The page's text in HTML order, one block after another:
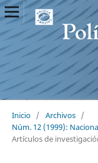
Inicio / Archivos /
Núm. 12 (1999):
Artículos de